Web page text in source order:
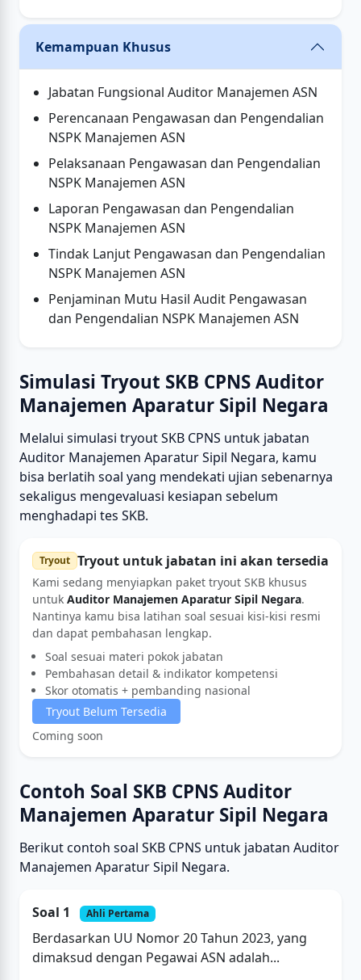
Kemampuan Khusus
Jabatan Fungsional Auditor Manajemen ASN
Perencanaan Pengawasan dan Pengendalian
NSPK Manajemen ASN
Pelaksanaan Pengawasan dan Pengendalian
NSPK Manajemen ASN
Laporan Pengawasan dan Pengendalian
NSPK Manajemen ASN
Tindak Lanjut Pengawasan dan Pengendalian
NSPK Manajemen ASN
Penjaminan Mutu Hasil Audit Pengawasan
dan Pengendalian NSPK Manajemen ASN
Simulasi Tryout SKB CPNS Auditor
Manajemen Aparatur Sipil Negara
Melalui simulasi tryout SKB CPNS untuk jabatan
Auditor Manajemen Aparatur Sipil Negara, kamu
bisa berlatih soal yang mendekati ujian sebenarnya
sekaligus mengevaluasi kesiapan sebelum
menghadapi tes SKB.
Tryout Tryout untuk jabatan ini akan tersedia
Kami sedang menyiapkan paket tryout SKB khusus
untuk Auditor Manajemen Aparatur Sipil Negara.
Nantinya kamu bisa latihan soal sesuai kisi-kisi resmi
dan dapat pembahasan lengkap.
Soal sesuai materi pokok jabatan
Pembahasan detail & indikator kompetensi
Skor otomatis + pembanding nasional
Tryout Belum Tersedia
Coming soon
Contoh Soal SKB CPNS Auditor
Manajemen Aparatur Sipil Negara
Berikut contoh soal SKB CPNS untuk jabatan Auditor
Manajemen Aparatur Sipil Negara.
Soal 1 Ahli Pertama
Berdasarkan UU Nomor 20 Tahun 2023, yang
dimaksud dengan Pegawai ASN adalah...